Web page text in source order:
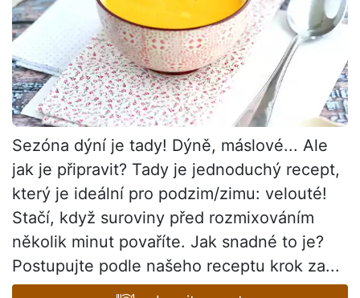
Sezóna dýní je tady! Dýně, máslové... Ale
jak je připravit? Tady je jednoduchý recept,
který je ideální pro podzim/zimu: velouté!
Stačí, když suroviny před rozmixováním
několik minut povaříte. Jak snadné to je?
Postupujte podle našeho receptu krok za...